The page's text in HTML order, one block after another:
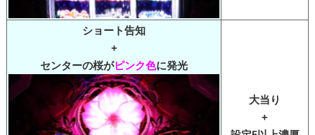
ショート告知
+
センターの桜がピンク色に発光
大当り
+